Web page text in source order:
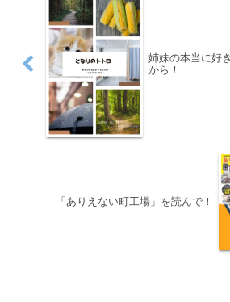
姉妹の本当に好
から！
「ありえない町工場」を読んで！